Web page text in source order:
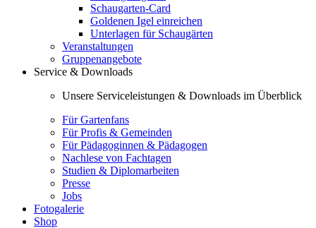
Schaugarten-Card
Goldenen Igel einreichen
Unterlagen für Schaugärten
Veranstaltungen
Gruppenangebote
Service & Downloads
Unsere Serviceleistungen & Downloads im Überblick
Für Gartenfans
Für Profis & Gemeinden
Für Pädagoginnen & Pädagogen
Nachlese von Fachtagen
Studien & Diplomarbeiten
Presse
Jobs
Fotogalerie
Shop